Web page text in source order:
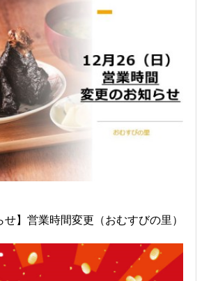
せ】営業時間変更（おむすびの里）